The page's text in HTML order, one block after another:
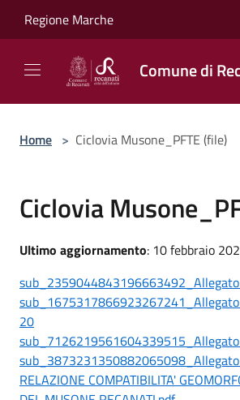
Regione Marche
Comune di
Home > Ciclovia Musone_PFTE (file)
Ciclovia
Ultimo aggiornamento: 10 febbraio
sub_1675317866923267241_Allegato
20
RELAZIONE COMPATIBILITA'